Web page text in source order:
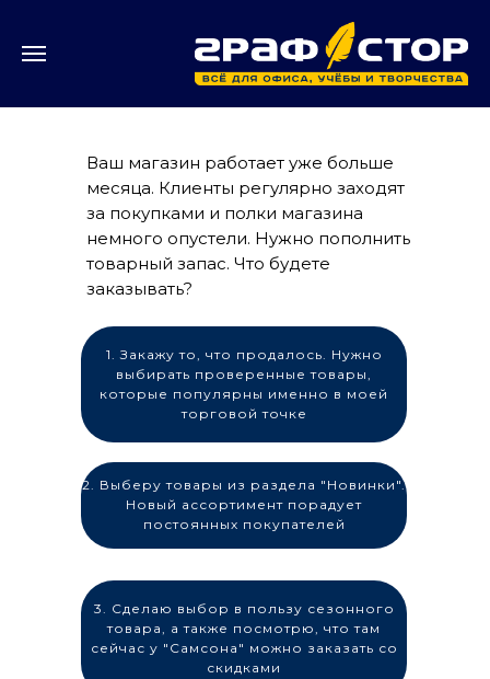
Ваш магазин работает уже больше
месяца. Клиенты регулярно заходят
за покупками и полки магазина
немного опустели. Нужно пополнить
товарный запас. Что будете
заказывать?
2. Выберу товары из раздела "Новинки".
Новый ассортимент порадует
постоянных покупателей
1. Закажу то, что продалось. Нужно
выбирать проверенные товары,
которые популярны именно в моей
торговой точке
3. Сделаю выбор в пользу сезонного
товара, а также посмотрю, что там
сейчас у "Самсона" можно заказать со
скидками